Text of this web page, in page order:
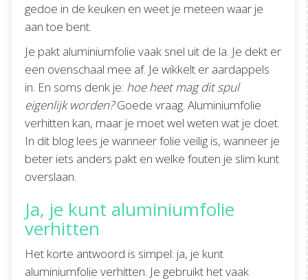
gedoe in de keuken en weet je meteen waar je
aan toe bent.
Je pakt aluminiumfolie vaak snel uit de la. Je dekt er
een ovenschaal mee af. Je wikkelt er aardappels
in. En soms denk je: hoe heet mag dit spul
eigenlijk worden?Goede vraag. Aluminiumfolie
verhitten kan, maar je moet wel weten wat je doet.
In dit blog lees je wanneer folie veilig is, wanneer je
beter iets anders pakt en welke fouten je slim kunt
overslaan.
Ja, je kunt aluminiumfolie
verhitten
Het korte antwoord is simpel: ja, je kunt
aluminiumfolie verhitten. Je gebruikt het vaak